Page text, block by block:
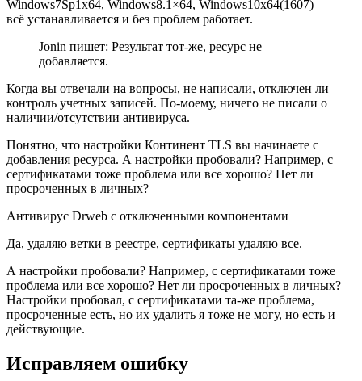
Windows7Sp1x64, Windows8.1×64, Windows10x64(1607)
всё устанавливается и без проблем работает.
Jonin пишет: Результат тот-же, ресурс не
добавляется.
Когда вы отвечали на вопросы, не написали, отключен ли
контроль учетных записей. По-моему, ничего не писали о
наличии/отсутствии антивируса.
Понятно, что настройки Континент TLS вы начинаете с
добавления ресурса. А настройки пробовали? Например, с
сертификатами тоже проблема или все хорошо? Нет ли
просроченных в личных?
Антивирус Drweb с отключенными компонентами
Да, удаляю ветки в реестре, сертификаты удаляю все.
А настройки пробовали? Например, с сертификатами тоже
проблема или все хорошо? Нет ли просроченных в личных?
Настройки пробовал, с сертификатами та-же проблема,
просроченные есть, но их удалить я тоже не могу, но есть и
действующие.
Исправляем ошибку